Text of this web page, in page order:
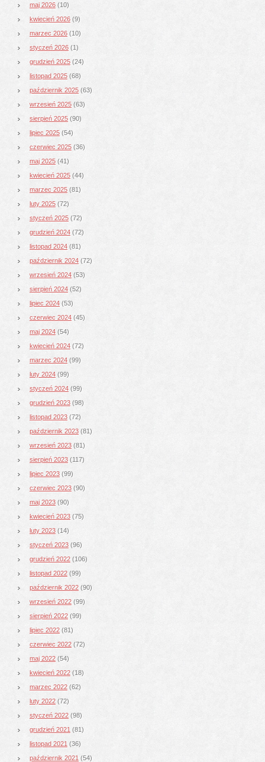
maj 2026 (10)
kwiecień 2026 (9)
marzec 2026 (10)
styczeń 2026 (1)
grudzień 2025 (24)
listopad 2025 (68)
październik 2025 (63)
wrzesień 2025 (63)
sierpień 2025 (90)
lipiec 2025 (54)
czerwiec 2025 (36)
maj 2025 (41)
kwiecień 2025 (44)
marzec 2025 (81)
luty 2025 (72)
styczeń 2025 (72)
grudzień 2024 (72)
listopad 2024 (81)
październik 2024 (72)
wrzesień 2024 (53)
sierpień 2024 (52)
lipiec 2024 (53)
czerwiec 2024 (45)
maj 2024 (54)
kwiecień 2024 (72)
marzec 2024 (99)
luty 2024 (99)
styczeń 2024 (99)
grudzień 2023 (98)
listopad 2023 (72)
październik 2023 (81)
wrzesień 2023 (81)
sierpień 2023 (117)
lipiec 2023 (99)
czerwiec 2023 (90)
maj 2023 (90)
kwiecień 2023 (75)
luty 2023 (14)
styczeń 2023 (96)
grudzień 2022 (106)
listopad 2022 (99)
październik 2022 (90)
wrzesień 2022 (99)
sierpień 2022 (99)
lipiec 2022 (81)
czerwiec 2022 (72)
maj 2022 (54)
kwiecień 2022 (18)
marzec 2022 (62)
luty 2022 (72)
styczeń 2022 (98)
grudzień 2021 (81)
listopad 2021 (36)
październik 2021 (54)